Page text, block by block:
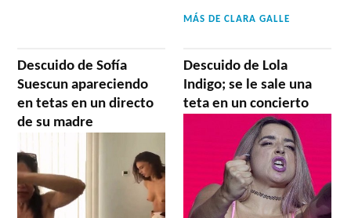
MÁS DECLARA GALLE
Descuido de Sofía
Suescun apareciendo
en tetas en un directo
de su madre
Descuido de Lola
Indigo; se le sale una
teta en un concierto